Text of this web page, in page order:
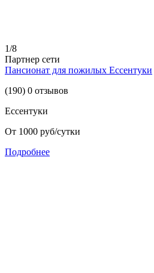
1/8
Партнер сети
Пансионат для пожилых Ессентуки
(190) 0 отзывов
Ессентуки
От 1000 руб/сутки
Подробнее